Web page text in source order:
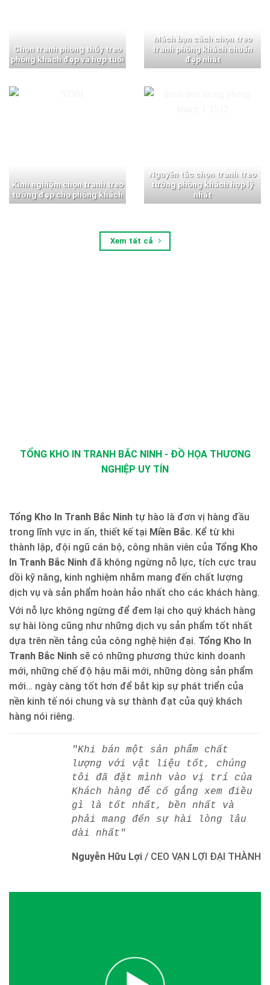
Chọn tranh phong thủy treo
phòng khách đẹp và hợp tuổi
Mách bạn cách chọn treo
tranh phòng khách chuẩn
đẹp nhất
Kinh nghiệm chọn tranh treo
tường đẹp cho phòng khách
Nguyên tắc chọn tranh treo
tường phòng khách hợp lý
nhất
Xem tất cả
TỔNG KHO IN TRANH BẮC NINH - ĐỒ HỌA THƯƠNG
NGHIỆP UY TÍN
Tổng Kho In Tranh Bắc Ninh tự hào là đơn vị hàng đầu
trong lĩnh vực in ấn, thiết kế tại Miền Bắc. Kể từ khi
thành lập, đội ngũ cán bộ, công nhân viên của Tổng Kho
In Tranh Bắc Ninh đã không ngừng nỗ lực, tích cực trau
dồi kỹ năng, kinh nghiệm nhằm mang đến chất lượng
dịch vụ và sản phẩm hoàn hảo nhất cho các khách hàng.
Với nỗ lực không ngừng để đem lại cho quý khách hàng
sự hài lòng cũng như những dịch vụ sản phẩm tốt nhất
dựa trên nền tảng của công nghệ hiện đại. Tổng Kho In
Tranh Bắc Ninh sẽ có những phương thức kinh doanh
mới, những chế độ hậu mãi mới, những dòng sản phẩm
mới… ngày càng tốt hơn để bắt kịp sự phát triển của
nền kinh tế nói chung và sự thành đạt của quý khách
hàng nói riêng.
"Khi bán một sản phẩm chất
lượng với vật liệu tốt, chúng
tôi đã đặt mình vào vị trí của
Khách hàng để cố gắng xem điều
gì là tốt nhất, bền nhất và
phải mang đến sự hài lòng lâu
dài nhất"
Nguyễn Hữu Lợi / CEO VẠN LỢI ĐẠI THÀNH